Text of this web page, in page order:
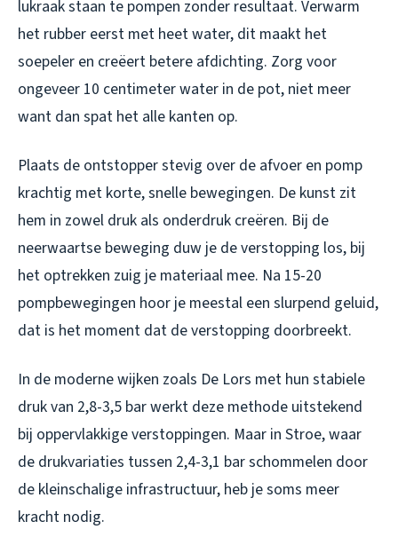
lukraak staan te pompen zonder resultaat. Verwarm
het rubber eerst met heet water, dit maakt het
soepeler en creëert betere afdichting. Zorg voor
ongeveer 10 centimeter water in de pot, niet meer
want dan spat het alle kanten op.
Plaats de ontstopper stevig over de afvoer en pomp
krachtig met korte, snelle bewegingen. De kunst zit
hem in zowel druk als onderdruk creëren. Bij de
neerwaartse beweging duw je de verstopping los, bij
het optrekken zuig je materiaal mee. Na 15-20
pompbewegingen hoor je meestal een slurpend geluid,
dat is het moment dat de verstopping doorbreekt.
In de moderne wijken zoals De Lors met hun stabiele
druk van 2,8-3,5 bar werkt deze methode uitstekend
bij oppervlakkige verstoppingen. Maar in Stroe, waar
de drukvariaties tussen 2,4-3,1 bar schommelen door
de kleinschalige infrastructuur, heb je soms meer
kracht nodig.